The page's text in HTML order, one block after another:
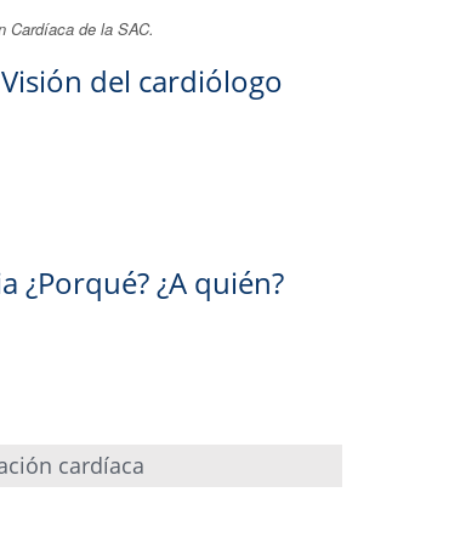
Cardíaca de la SAC.
del cardiólogo
¿A quién?
cardíaca